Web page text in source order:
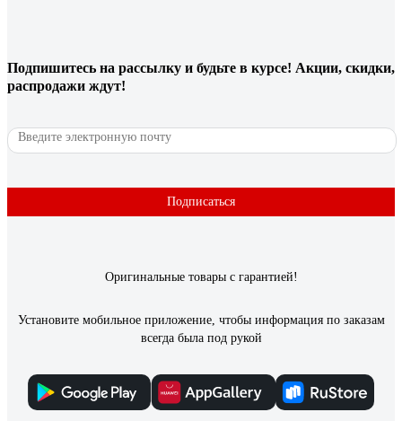
Подпишитесь на рассылку и будьте в курсе! Акции, скидки,
распродажи ждут!
Подписаться
Оригинальные товары с гарантией!
Установите мобильное приложение, чтобы информация по заказам
всегда была под рукой